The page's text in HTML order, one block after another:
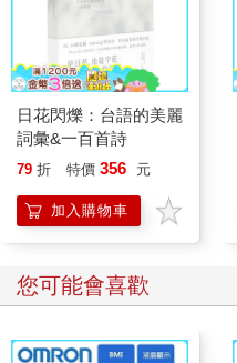
日花閃爍：台語的美麗
詞彙&一百首詩
79 折 特價 356 元
加入購物車
您可能會喜歡